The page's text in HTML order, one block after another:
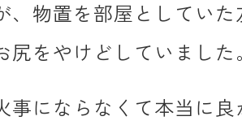
、物置を部屋としてい
尻をやけどしていました
事にならなくて本当に